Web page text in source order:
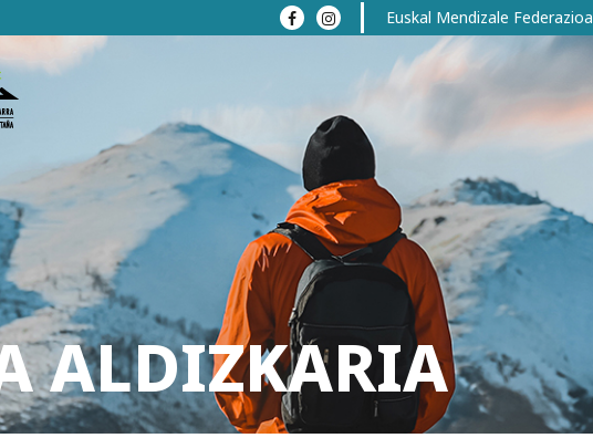
Euskal Mendizale Federazioa
ALDIZKARIA